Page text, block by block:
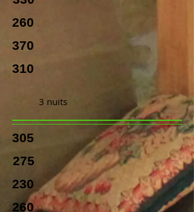
260
370
310
3 nuits
305
275
230
260